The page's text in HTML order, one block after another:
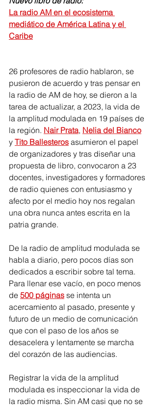
La radio AM en el ecosistema
mediático de América Latina y el
Caribe
26 profesores de radio hablaron, se
pusieron de acuerdo y tras pensar en
la radio de AM de hoy, se dieron a la
tarea de actualizar, a 2023, la vida de
la amplitud modulada en 19 países de
la región. Nair Prata, Nelia del Bianco
y Tito Ballesteros asumieron el papel
de organizadores y tras diseñar una
propuesta de libro, convocaron a 23
docentes, investigadores y formadores
de radio quienes con entusiasmo y
afecto por el medio hoy nos regalan
una obra nunca antes escrita en la
patria grande.
De la radio de amplitud modulada se
habla a diario, pero pocos días son
dedicados a escribir sobre tal tema.
Para llenar ese vacío, en poco menos
de 500 páginas se intenta un
acercamiento al pasado, presente y
futuro de un medio de comunicación
que con el paso de los años se
desacelera y lentamente se marcha
del corazón de las audiencias.
Registrar la vida de la amplitud
modulada es inspeccionar la vida de
la radio misma. Sin AM casi que no se